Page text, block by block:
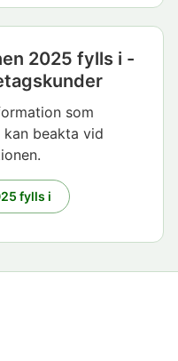
2025 fylls i -
som
beakta vid
fylls i